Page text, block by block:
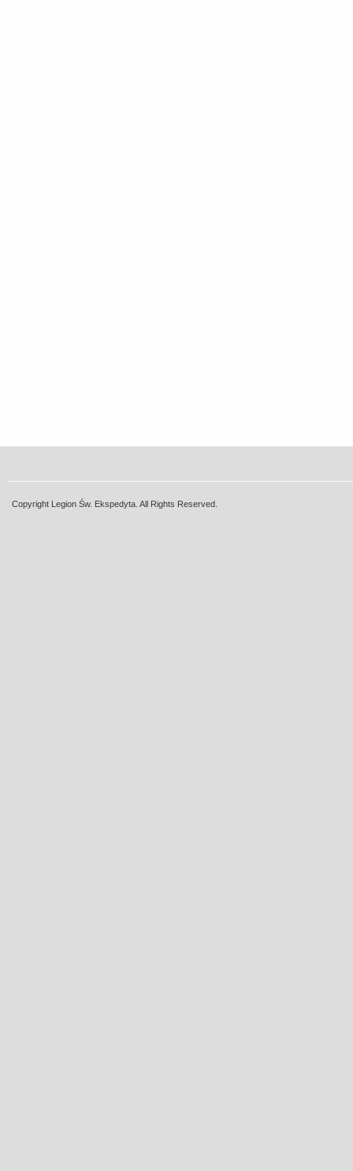
Copyright Legion Św. Ekspedyta. All Rights Reserved.